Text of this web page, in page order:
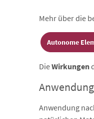
Mehr über die
Autonome
DieWirkungen
Anwendung
Anwendung